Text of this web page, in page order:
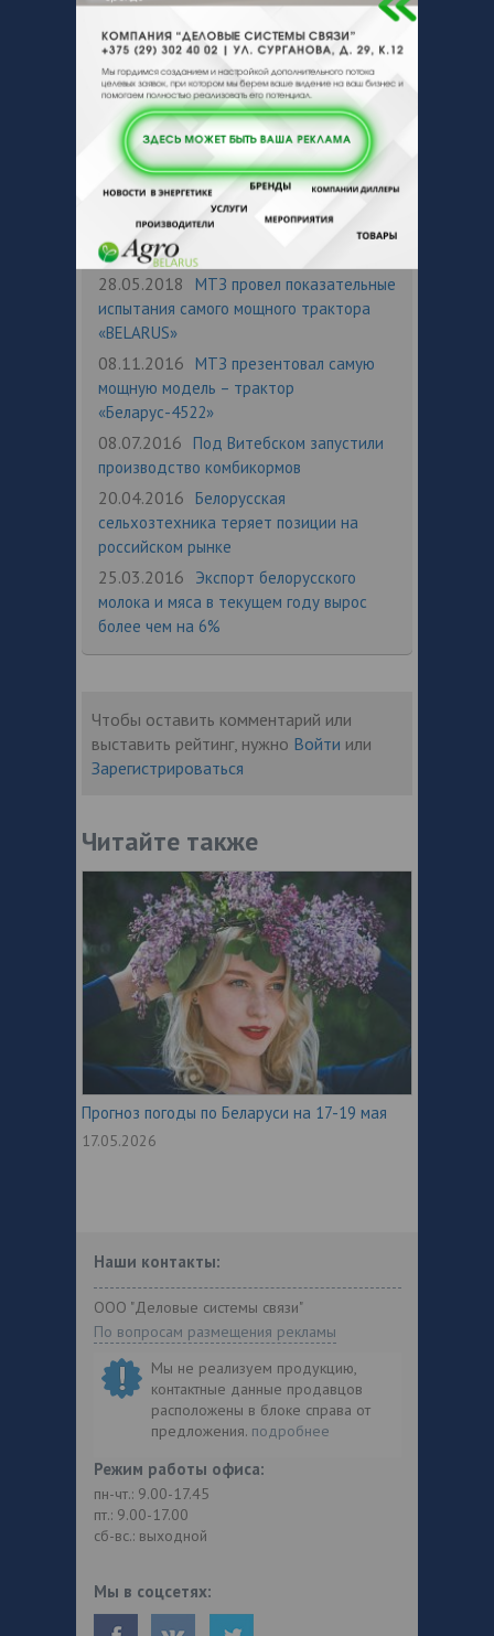
Тэги: МТЗ, Венесуэла,
международное сотрудничество,
производство тракторов,
производственный сектор
Источник: tut.by
Новости по теме
28.05.2018
МТЗ провел показательные
испытания самого мощного трактора
«BELARUS»
08.11.2016 МТЗ презентовал самую
мощную модель – трактор
«Беларус-4522»
08.07.2016 Под Витебском запустили
производство комбикормов
20.04.2016 Белорусская
сельхозтехника теряет позиции на
российском рынке
25.03.2016
Экспорт белорусского
молока и мяса в текущем году вырос
более чем на 6%
Чтобы оставить комментарий или
выставить рейтинг, нужно Войти или
Зарегистрироваться
Читайте также
Прогноз погоды по Беларуси на 17-19 мая
17.05.2026
Наши контакты:
ООО "Деловые системы связи"
По вопросам размещения рекламы
Мы не реализуем продукцию,
контактные данные продавцов
расположены в блоке справа от
предложения. подробнее
Режим работы офиса:
пн-чт.: 9.00-17.45
пт.: 9.00-17.00
сб-вс.: выходной
Мы в соцсетях: